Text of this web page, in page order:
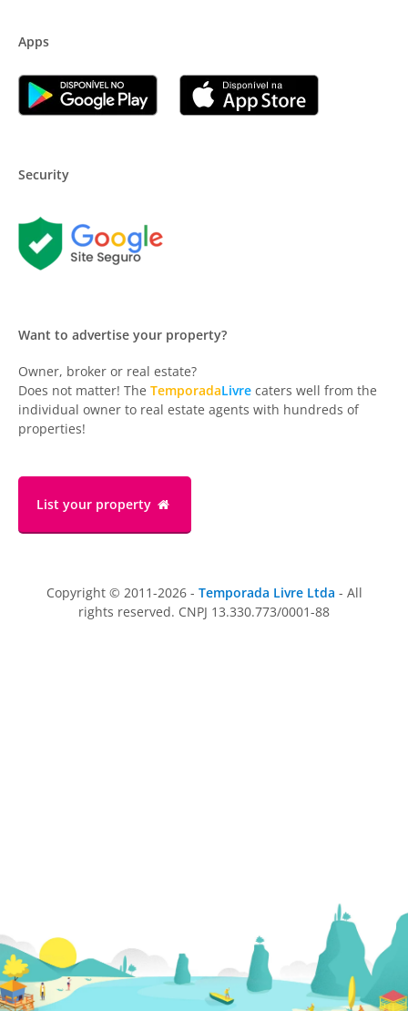
Apps
Security
Want to advertise your property?
Owner, broker or real estate?
Does not matter! The TemporadaLivre caters well from the
individual owner to real estate agents with hundreds of
properties!
List your property
Copyright © 2011-2026 - Temporada Livre Ltda - All
rights reserved. CNPJ 13.330.773/0001-88